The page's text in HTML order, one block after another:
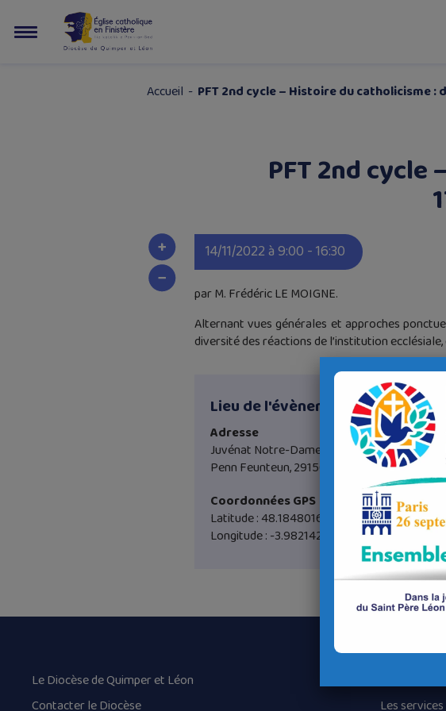
Accueil - PFT 2nd cycle – Histoire du catholicisme :
PFT 2nd
14/11/2022 à 9:00 - 16:30
par M. Frédéric LE MOIGNE.
Alternant vues générales et approches
diversité des réactions de l’institution
Lieu de l'évènement
Adresse
Juvénat Notre-Dame
Penn Feunteun, 29150 Châteaulin
Coordonnées GPS
Latitude : 48.1848016
Longitude : -3.982142
Le Diocèse de Quimper et Léon
Contacter le Diocèse
Les